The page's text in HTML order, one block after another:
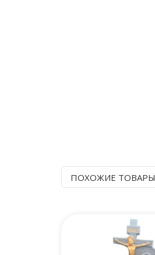
ПОХОЖИЕ ТОВАРЫ